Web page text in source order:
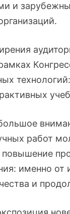
и
работ
повышение
именно от
и